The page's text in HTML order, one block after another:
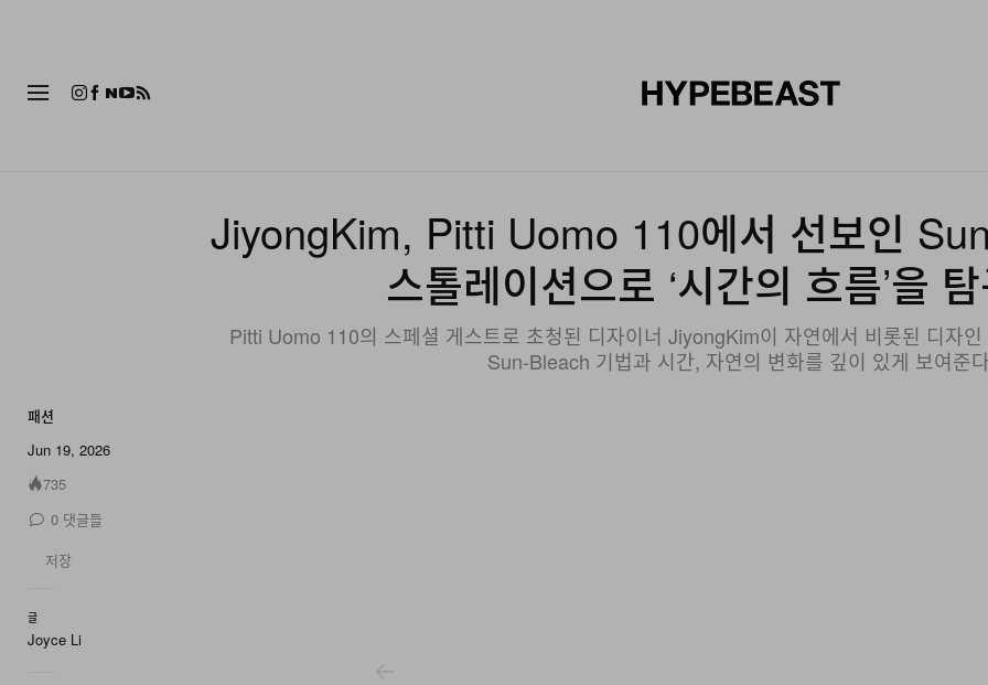
JiyongKim, Pitti Uomo 110에서 선보인
스톨레이션으로 ‘시간의 흐름’을
Pitti Uomo 110의 스페셜 게스트로 초청된 디자이너 JiyongKim이 자연에서 비롯된 디자
Sun-Bleach 기법과 시간, 자연의 변화를 깊이 있게 보여준
패션
Jun 19, 2026
735
0 댓글들
저장
글
Joyce Li